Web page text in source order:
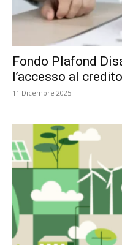
Fondo Plafond
l’accesso al credito
11 Dicembre 2025